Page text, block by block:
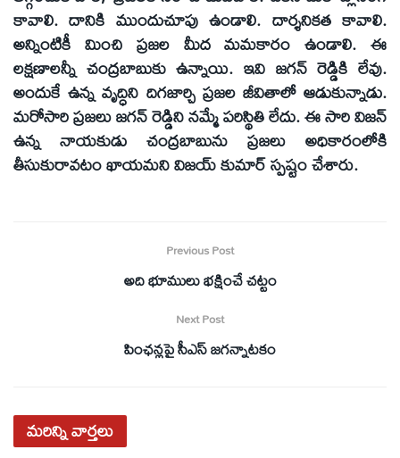
కావాలి. దానికి ముందుచూపు ఉండాలి. దార్శనికత కావాలి.
అన్నింటికీ మించి ప్రజల మీద మమకారం ఉండాలి. ఈ
లక్షణాలన్నీ చంద్రబాబుకు ఉన్నాయి. ఇవి జగన్‌ రెడ్డికి లేవు.
అందుకే ఉన్న వృద్ధిని దిగజార్చి ప్రజల జీవితాలో ఆడుకున్నాడు.
మరోసారి ప్రజలు జగన్‌ రెడ్డిని నమ్మే పరిస్థితి లేదు. ఈ సారి విజన్‌
ఉన్న నాయకుడు చంద్రబాబును ప్రజలు అధికారంలోకి
తీసుకురావటం ఖాయమని విజయ్‌ కుమార్‌ స్పష్టం చేశారు.
Previous Post
అది భూములు భక్షించే చట్టం
Next Post
పింఛన్లపై సీఎస్‌ జగన్నాటకం
మరిన్నివార్తలు